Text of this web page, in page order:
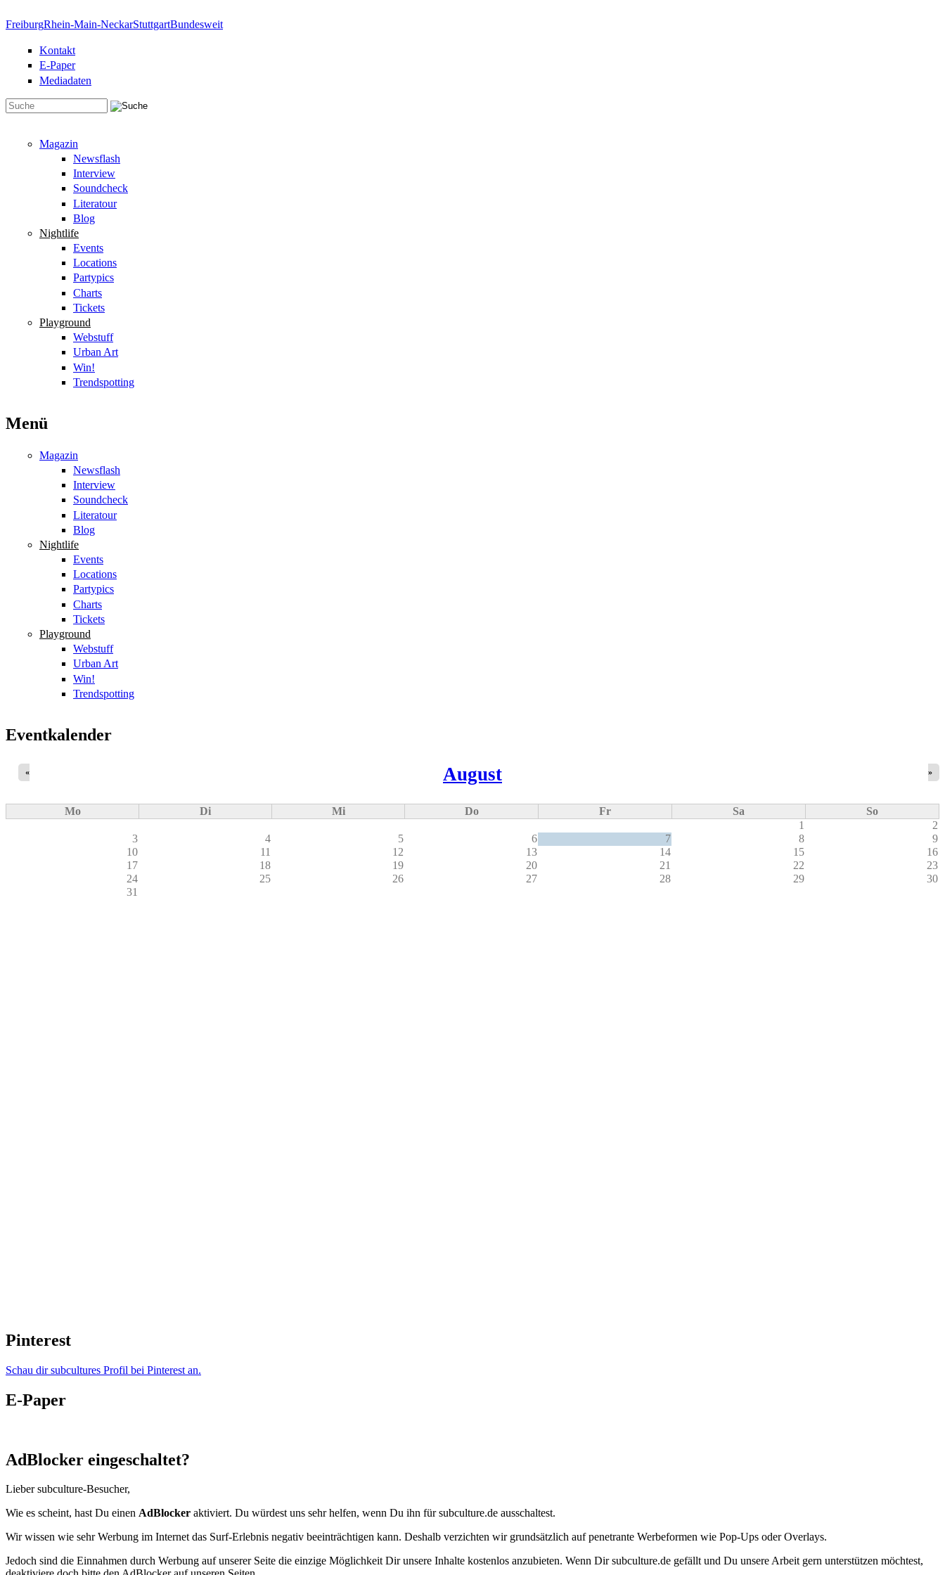
FreiburgRhein-Main-NeckarStuttgartBundesweit
Kontakt
E-Paper
Mediadaten
Magazin
Newsflash
Interview
Soundcheck
Literatour
Blog
Nightlife
Events
Locations
Partypics
Charts
Tickets
Playground
Webstuff
Urban Art
Win!
Trendspotting
Menü
Magazin
Newsflash
Interview
Soundcheck
Literatour
Blog
Nightlife
Events
Locations
Partypics
Charts
Tickets
Playground
Webstuff
Urban Art
Win!
Trendspotting
Eventkalender
August
« »
Mo Di Mi Do Fr Sa
So
1
2
3
4 5 6 7 8
9
10
11 12 13 14 15
16
17
18 19 20 21 22
23
24
25 26 27 28 29
30
31
Pinterest
Schau dir subcultures Profil bei Pinterest an.
E-Paper
AdBlocker eingeschaltet?
Lieber subculture-Besucher,
Wie es scheint, hast Du einen AdBlocker aktiviert. Du würdest uns sehr helfen, wenn Du ihn für subculture.de ausschaltest.
Wir wissen wie sehr Werbung im Internet das Surf-Erlebnis negativ beeinträchtigen kann. Deshalb verzichten wir grundsätzlich auf penetrante Werbeformen wie Pop-Ups oder Overlays.
Jedoch sind die Einnahmen durch Werbung auf unserer Seite die einzige Möglichkeit Dir unsere Inhalte kostenlos anzubieten. Wenn Dir subculture.de gefällt und Du unsere Arbeit gern unterstützen möchtest,